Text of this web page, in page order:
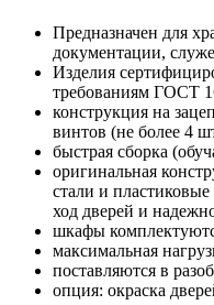
Предназначен для
документации,
Изделия
требованиям ГОСТ
конструкция на
винтов (не более 4
быстрая сборка
оригинальная
стали и
ход дверей и
шкафы
максимальная
поставляются в
опция: окраска